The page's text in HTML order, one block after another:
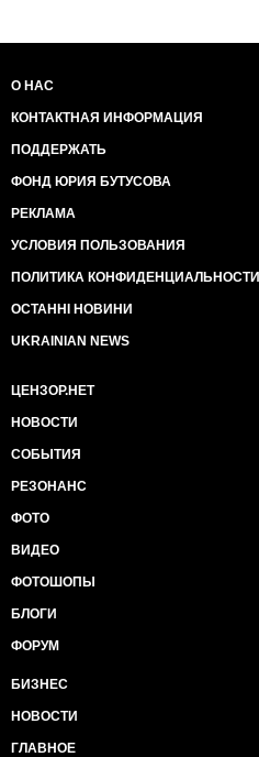
О НАС
КОНТАКТНАЯ ИНФОРМАЦИЯ
ПОДДЕРЖАТЬ
ФОНД ЮРИЯ БУТУСОВА
РЕКЛАМА
УСЛОВИЯ ПОЛЬЗОВАНИЯ
ПОЛИТИКА КОНФИДЕНЦИАЛЬНОСТИ
ОСТАННІ НОВИНИ
UKRAINIAN NEWS
ЦЕНЗОР.НЕТ
НОВОСТИ
СОБЫТИЯ
РЕЗОНАНС
ФОТО
ВИДЕО
ФОТОШОПЫ
БЛОГИ
ФОРУМ
БИЗНЕС
НОВОСТИ
ГЛАВНОЕ